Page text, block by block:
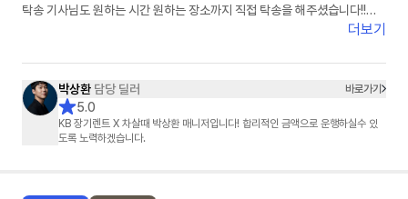
탁송 기사님도 원하는 시간 원하는 장소까지 직접 탁송을 해주셨습니다!!
더보기
박상환 담당 딜러 바로가기
5.0
KB 장기렌트 X 차살때 박상환 매니저입니다! 합리적인 금액으로 운행하실수 있
도록 노력하겠습니다.